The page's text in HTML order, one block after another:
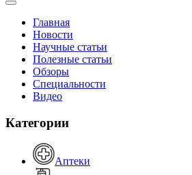
Главная
Новости
Научные статьи
Полезные статьи
Обзоры
Специальности
Видео
Категории
Аптеки